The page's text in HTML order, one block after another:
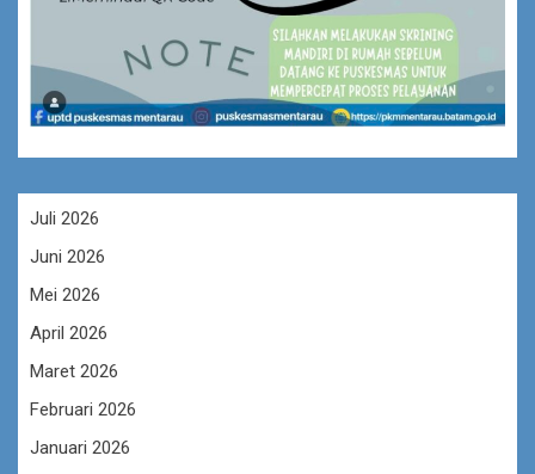
Juli 2026
Juni 2026
Mei 2026
April 2026
Maret 2026
Februari 2026
Januari 2026